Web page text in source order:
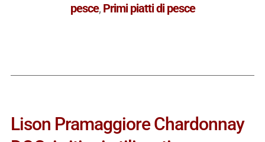
pesce, Primi piatti di pesce
Lison Pramaggiore Chardonnay